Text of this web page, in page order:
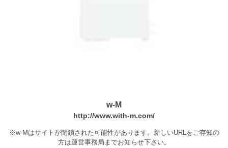
w-M
http://www.with-m.com/
※w-Mはサイトが閉鎖された可能性があります。新しいURLをご存知の
方は運営事務局までお知らせ下さい。